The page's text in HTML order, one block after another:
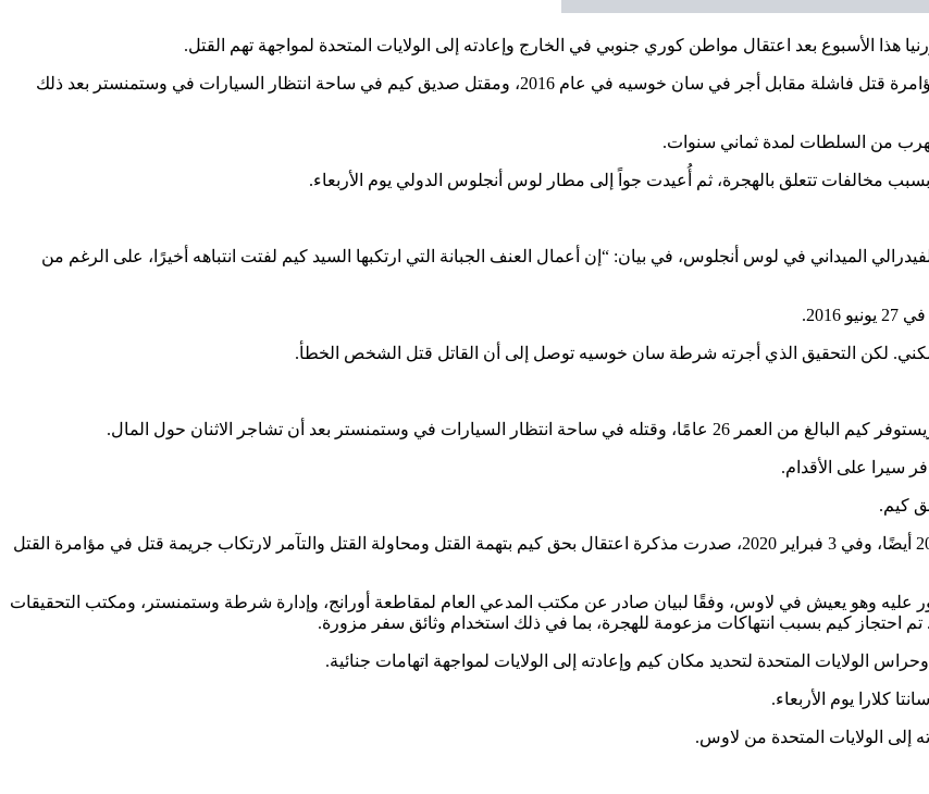
كان ميونغ جين كيم، 31 عامًا، مطلوبًا فيما يتعلق بعمليتي قتل، بما في ذلك مؤامرة قتل فاشلة مقابل أجر في سان خوسيه في عام 2016، ومقتل صديق كيم في ساحة انتظار السيارات في وستمنستر بعد ذلك
الميداني في لوس أنجلوس، في بيان: “إن أعمال العنف الجبانة التي ارتكبها السيد كيم لفتت انتباهه أخيرًا، على الرغم من
لكن التحقيق الذي أجرته شرطة سان خوسيه توصل إلى أن القاتل قتل الشخص الخطأ.
سيرا على الأقدام.
وواصلت شرطة سان خوسيه تحقيقاتها في جريمة القتل التي وقعت عام 2016 أيضًا، وفي 3 فبراير 2020، صدرت مذكرة اعتقال بحق كيم بتهمة القتل ومحاولة القتل والتآمر لارتكاب جريمة قتل في مؤامرة القتل
القانون لسنوات حتى ديسمبر 2025، عندما تم العثور عليه وهو يعيش في لاوس، وفقًا لبيان صادر عن مكتب المدعي العام لمقاطعة أورانج، وإدارة شرطة وستمنستر، ومكتب التحقيقات
احتجاز كيم بسبب انتهاكات مزعومة للهجرة، بما في ذلك استخدام وثائق سفر مزورة.
الولايات المتحدة لتحديد مكان كيم وإعادته إلى الولايات لمواجهة اتهامات جنائية.
كلارا يوم الأربعاء.
إلى الولايات المتحدة من لاوس.